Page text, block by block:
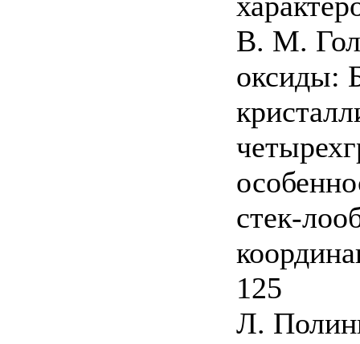
В. М.
оксиды:
стек-
125
Л.